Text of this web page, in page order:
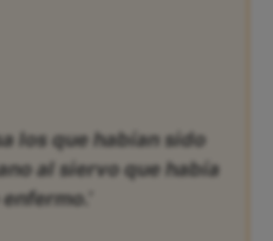
los que habían sido
al siervo que había